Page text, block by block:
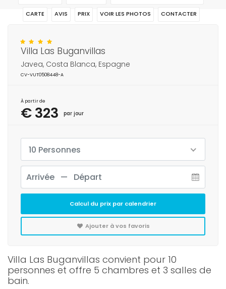
CARTE AVIS PRIX VOIR LES PHOTOS CONTACTER
Villa Las Buganvillas convient pour 10
personnes et offre 5 chambres et 3 salles de
bain.
Villa Las Buganvillas
Javea, Costa Blanca, Espagne
CV-VUT0508448-A
À partir de
€ 323 par jour
10 Personnes
Calcul du prix par calendrier
Ajouter à vos favoris